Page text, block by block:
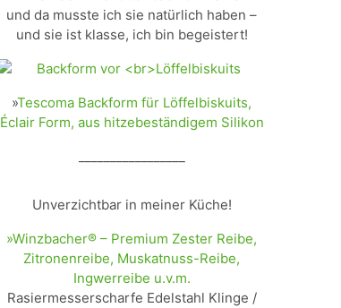
und da musste ich sie natürlich haben –
und sie ist klasse, ich bin begeistert!
»Tescoma Backform für Löffelbiskuits,
Éclair Form, aus hitzebeständigem Silikon
Unverzichtbar in meiner Küche!
»Winzbacher® – Premium Zester Reibe,
Zitronenreibe, Muskatnuss-Reibe,
Ingwerreibe u.v.m.
Rasiermesserscharfe Edelstahl Klinge /